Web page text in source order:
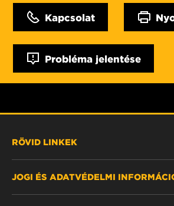
Kapcsolat
Probléma jelentése
RÖVID LINKEK
JOGI ÉS ADATVÉDELMI